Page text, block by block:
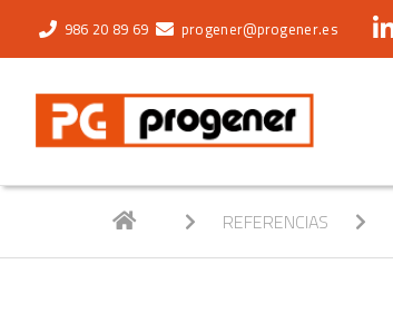
986 20 89 69 progener@progener.es
REFERENCIAS